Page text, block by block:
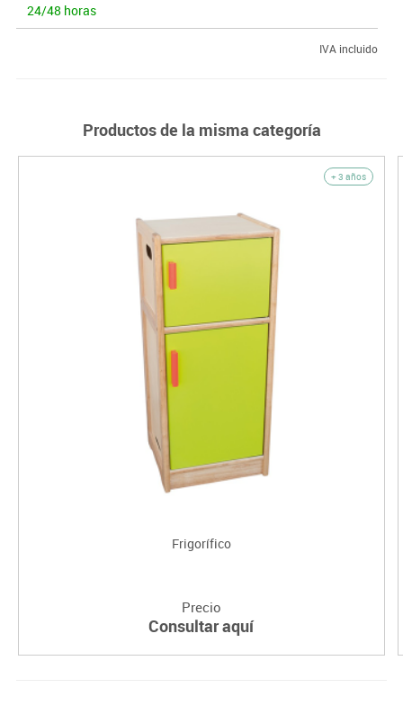
24/48 horas
IVA incluido
Productos de la misma categoría
+ 3 años
Frigorífico
Precio
Consultar aquí